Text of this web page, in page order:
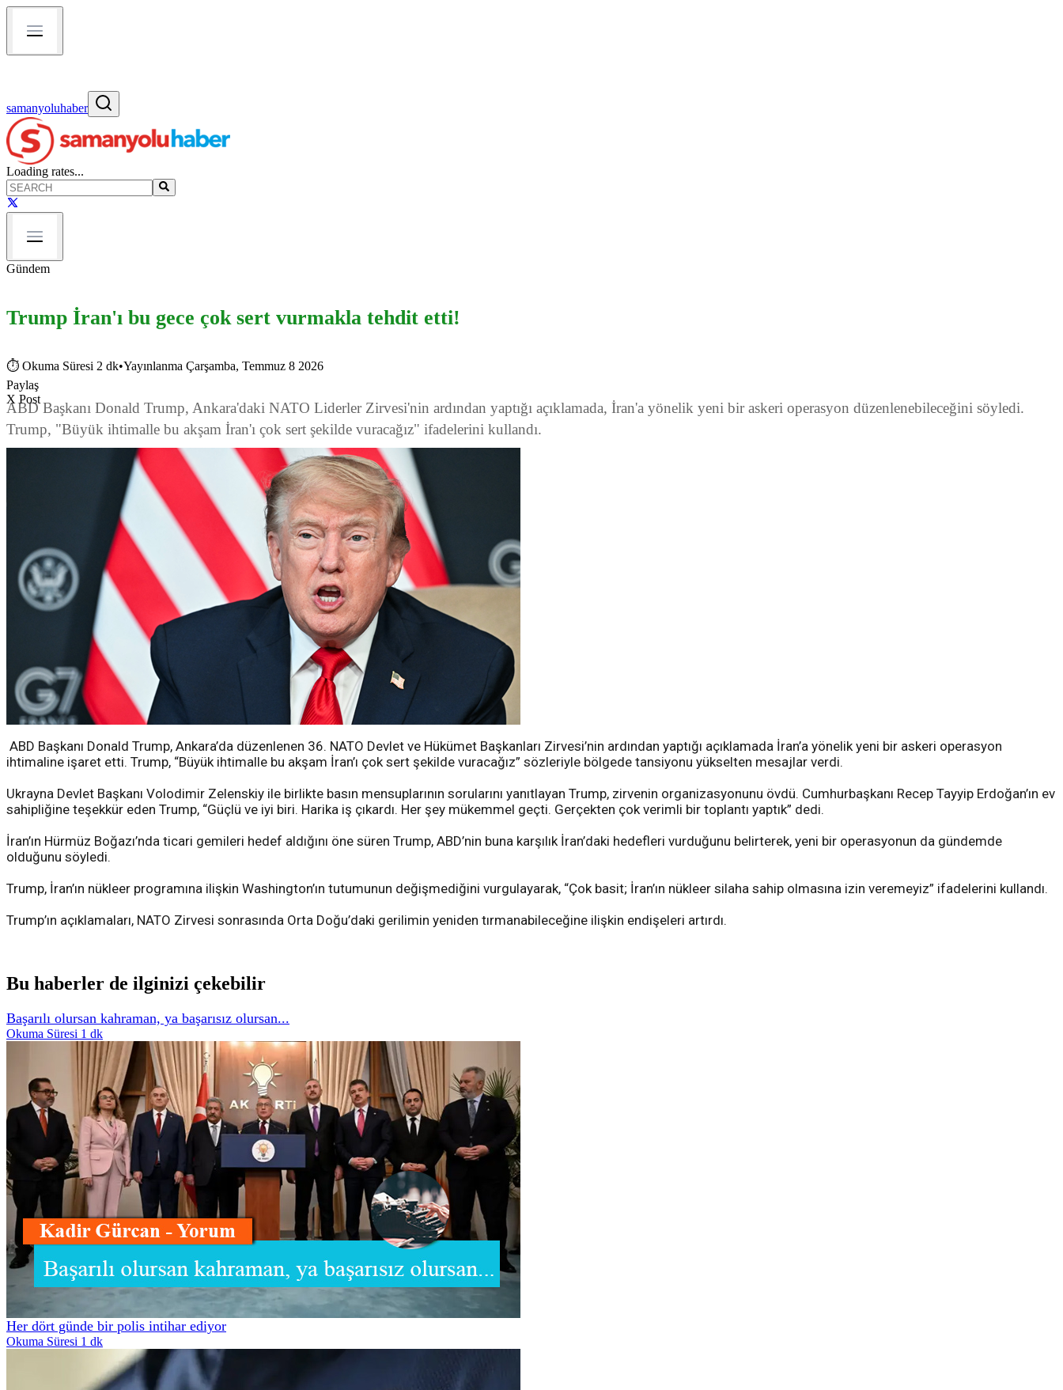
samanyoluhaber
Loading rates...
Gündem
Trump İran'ı bu gece çok sert vurmakla tehdit etti!
⏱ Okuma Süresi 2 dk•Yayınlanma Çarşamba, Temmuz 8 2026
Paylaş
X Post
ABD Başkanı Donald Trump, Ankara'daki NATO Liderler Zirvesi'nin ardından yaptığı açıklamada, İran'a yönelik yeni bir askeri operasyon düzenlenebileceğini söyledi.
Trump, "Büyük ihtimalle bu akşam İran'ı çok sert şekilde vuracağız" ifadelerini kullandı.
ABD Başkanı Donald Trump, Ankara’da düzenlenen 36. NATO Devlet ve Hükümet Başkanları Zirvesi’nin ardından yaptığı açıklamada İran’a yönelik yeni bir askeri operasyon
ihtimaline işaret etti. Trump, “Büyük ihtimalle bu akşam İran’ı çok sert şekilde vuracağız” sözleriyle bölgede tansiyonu yükselten mesajlar verdi.
Ukrayna Devlet Başkanı Volodimir Zelenskiy ile birlikte basın mensuplarının sorularını yanıtlayan Trump, zirvenin organizasyonunu övdü. Cumhurbaşkanı Recep Tayyip Erdoğan’ın ev
sahipliğine teşekkür eden Trump, “Güçlü ve iyi biri. Harika iş çıkardı. Her şey mükemmel geçti. Gerçekten çok verimli bir toplantı yaptık” dedi.
İran’ın Hürmüz Boğazı’nda ticari gemileri hedef aldığını öne süren Trump, ABD’nin buna karşılık İran’daki hedefleri vurduğunu belirterek, yeni bir operasyonun da gündemde
olduğunu söyledi.
Trump, İran’ın nükleer programına ilişkin Washington’ın tutumunun değişmediğini vurgulayarak, “Çok basit; İran’ın nükleer silaha sahip olmasına izin veremeyiz” ifadelerini kullandı.
Trump’ın açıklamaları, NATO Zirvesi sonrasında Orta Doğu’daki gerilimin yeniden tırmanabileceğine ilişkin endişeleri artırdı.
Bu haberler de ilginizi çekebilir
Başarılı olursan kahraman, ya başarısız olursan...
Okuma Süresi 1 dk
Her dört günde bir polis intihar ediyor
Okuma Süresi 1 dk